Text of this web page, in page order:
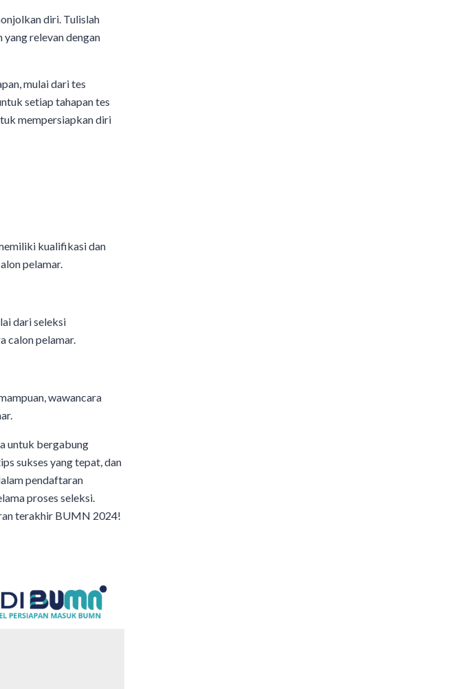
diri. Tulislah
relevan dengan
mulai dari tes
setiap tahapan tes
mempersiapkan diri
kualifikasi dan
pelamar.
dari seleksi
calon pelamar.
wawancara
untuk bergabung
sukses yang tepat, dan
pendaftaran
proses seleksi.
terakhir BUMN 2024!